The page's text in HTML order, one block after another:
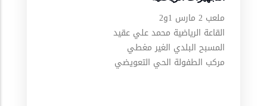
ملعب 2 مارس 1و2
القاعة الرياضية محمد علي عقيد
المسبح البلدي الغير مغطي
مركب الطفولة الحي التعويضي